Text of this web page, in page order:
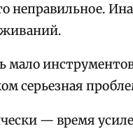
неправильное.
мало
— время